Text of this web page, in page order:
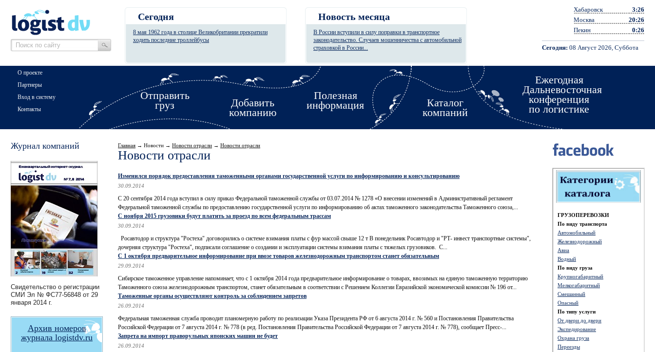
Хабаровск
3:26
Москва
20:26
Пекин
0:26
Сегодня: 08 Август 2026, Суббота
Сегодня
8 мая 1962 года в столице Великобритании прекратили
ходить последние троллейбусы
Новость месяца
В России вступили в силу поправки в транспортное
законодательство. Случаев мошенничества с автомобильной
страховкой в России...
Отправить
груз
Добавить
компанию
Полезная
информация
Каталог
компаний
Ежегодная
Дальневосточная
конференция
по логистике
О проекте
Партнеры
Вход в систему
Контакты
Журнал компаний
Свидетельство о регистрации
СМИ Эл № ФС77-56848 от 29
января 2014 г.
Архив номеров
журнала logistdv.ru
ГРУЗОПЕРЕВОЗКИ
По виду транспорта
Автомобильный
Железнодорожный
Авиа
Водный
По виду груза
Крупногабаритный
Мелкогабаритный
Смешанный
Опасный
По типу услуги
От двери до двери
Экспедирование
Охрана груза
Переезды
Главная → Новости → Новости отрасли → Новости отрасли
Новости отрасли
Изменился порядок предоставления таможенными органами государственной услуги по информированию и консультированию
30.09.2014
С 20 сентября 2014 года вступил в силу приказ Федеральной таможенной службы от 03.07.2014 № 1278 «О внесении изменений в Административный регламент
Федеральной таможенной службы по предоставлению государственной услуги по информированию об актах таможенного законодательства Таможенного союза,...
С ноября 2015 грузовики будут платить за проезд по всем федеральным трассам
30.09.2014
Росавтодор и структура "Ростеха" договорились о системе взимания платы с фур массой свыше 12 т В понедельник Росавтодор и "РТ- инвест транспортные системы",
дочерняя структура "Ростеха", подписали соглашение о создании и эксплуатации системы взимания платы с тяжелых грузовиков. С...
С 1 октября предварительное информирование при ввозе товаров железнодорожным транспортом станет обязательным
29.09.2014
Сибирское таможенное управление напоминает, что с 1 октября 2014 года предварительное информирование о товарах, ввозимых на единую таможенную территорию
Таможенного союза железнодорожным транспортом, станет обязательным в соответствии с Решением Коллегии Евразийской экономической комиссии № 196 от...
Таможенные органы осуществляют контроль за соблюдением запретов
26.09.2014
Федеральная таможенная служба проводит планомерную работу по реализации Указа Президента РФ от 6 августа 2014 г. № 560 и Постановления Правительства
Российской Федерации от 7 августа 2014 г. № 778 (в ред. Постановления Правительства Российской Федерации от 7 августа 2014 г. № 778), сообщает Пресс-...
Запрета на импорт праворульных японских машин не будет
26.09.2014